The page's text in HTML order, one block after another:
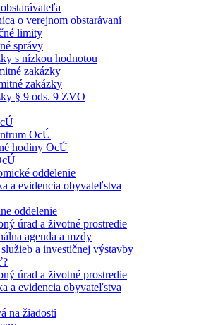
o verejnom obstarávaní
limity
správy
s nízkou hodnotou
zakázky
zakázky
§ 9 ods. 9 ZVO
OcÚ
hodiny OcÚ
oddelenie
a evidencia obyvateľstva
oddelenie
úrad a životné prostredie
agenda a mzdy
a investičnej výstavby
úrad a životné prostredie
a evidencia obyvateľstva
na žiadosti